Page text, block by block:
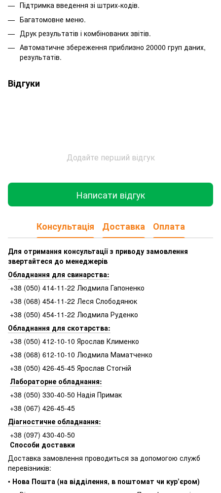
Підтримка введення зі штрих-кодів.
Багатомовне меню.
Друк результатів і комбінованих звітів.
Автоматичне збереження приблизно 20000 груп даних,
результатів.
Відгуки
Додайте перший відгук
Написати відгук
Консультація Доставка Оплата
Для отримання консультації з приводу замовлення
звертайтеся до менеджерів
Обладнання для свинарства:
+38 (050) 414-11-22 Людмила Гапоненко
+38 (068) 454-11-22 Леся Слободянюк
+38 (050) 454-11-22 Людмила Руденко
Обладнання для скотарства:
+38 (050) 412-10-10 Ярослав Клименко
+38 (068) 612-10-10 Людмила Маматченко
+38 (050) 426-45-45 Ярослав Стогній
Лабораторне обладнання:
+38 (050) 330-40-50 Надія Примак
+38 (067) 426-45-45
Діагностичне обладнання:
+38 (097) 430-40-50
Способи доставки
Доставка замовлення проводиться за допомогою служб
перевізників:
• Нова Пошта (на відділення, в поштомат чи кур’єром)